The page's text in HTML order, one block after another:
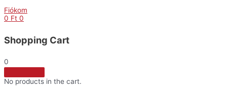
Fiókom
0 Ft 0
Shopping Cart
0
No products in the cart.